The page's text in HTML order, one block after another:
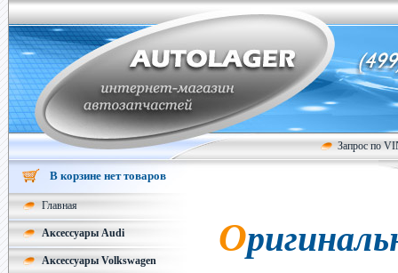
Запрос по
В корзине нет товаров
Главная
Аксессуары Audi
Аксессуары Volkswagen
О